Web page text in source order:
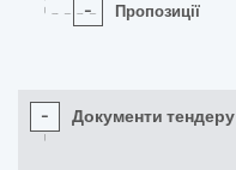
- Пропозиції
- Документи тендеру